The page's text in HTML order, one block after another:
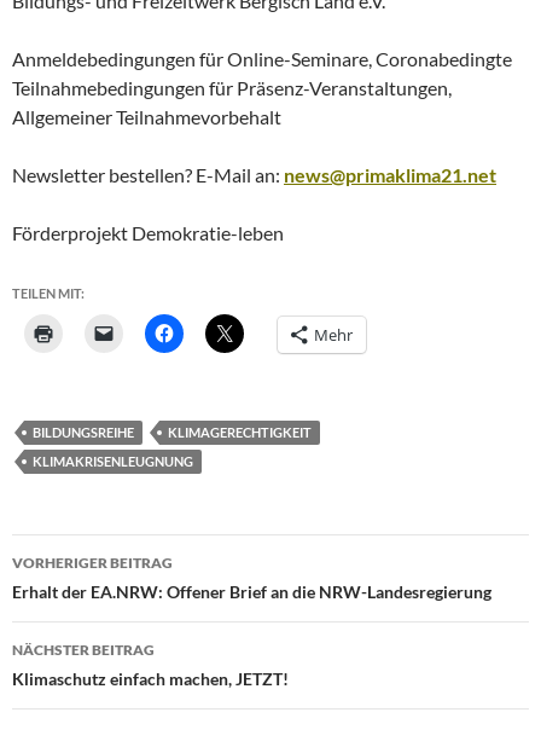
Anmeldebedingungen für Online-Seminare, Coronabedingte
Teilnahmebedingungen für Präsenz-Veranstaltungen,
Allgemeiner Teilnahmevorbehalt
Newsletter bestellen? E-Mail an: news@primaklima21.net
Förderprojekt Demokratie-leben
TEILEN MIT:
Mehr
BILDUNGSREIHE
KLIMAGERECHTIGKEIT
KLIMAKRISENLEUGNUNG
Beitragsnavigation
VORHERIGER BEITRAG
Erhalt der EA.NRW: Offener Brief an die NRW-Landesregierung
NÄCHSTER BEITRAG
Klimaschutz einfach machen, JETZT!